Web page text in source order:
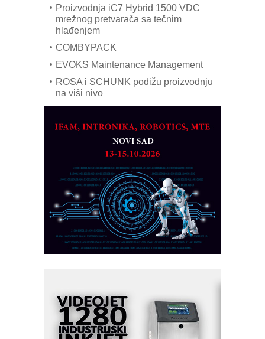
Proizvodnja iC7 Hybrid 1500 VDC
mrežnog pretvarača sa tečnim
hlađenjem
COMBYPACK
EVOKS Maintenance Management
ROSA i SCHUNK podižu proizvodnju
na viši nivo
MAREX - Lim i mašine za savremena
Marcom-plast d.o.o.- vaš pouzdan
partner
CTO - Prilagodite svoju toplinsku
obradu!
Razvoj asortimanskog pravca MINI-
PLC AKYTEC
AUKOM: Svetski standard metrologije
dostupan u Srbiji
I.SAFE MOBILE revolucioniše
industrijsku automatizaciju
pionirskimmobile operator PANEL-OM